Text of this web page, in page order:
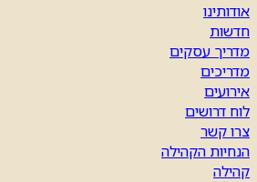
אודותינו
חדשות
מדריך עסקים
מדריכים
אירועים
לוח דרושים
צרו קשר
הנחיות הקהילה
קהילה